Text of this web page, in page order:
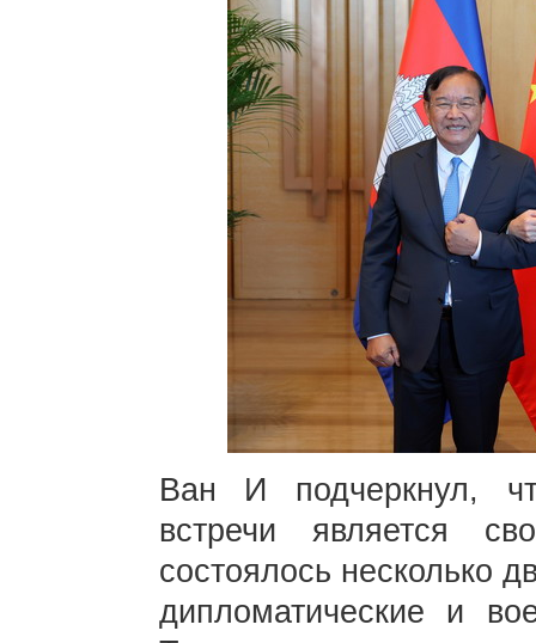
Ван И подчеркнул,
встречи является
состоялось несколько
дипломатические и